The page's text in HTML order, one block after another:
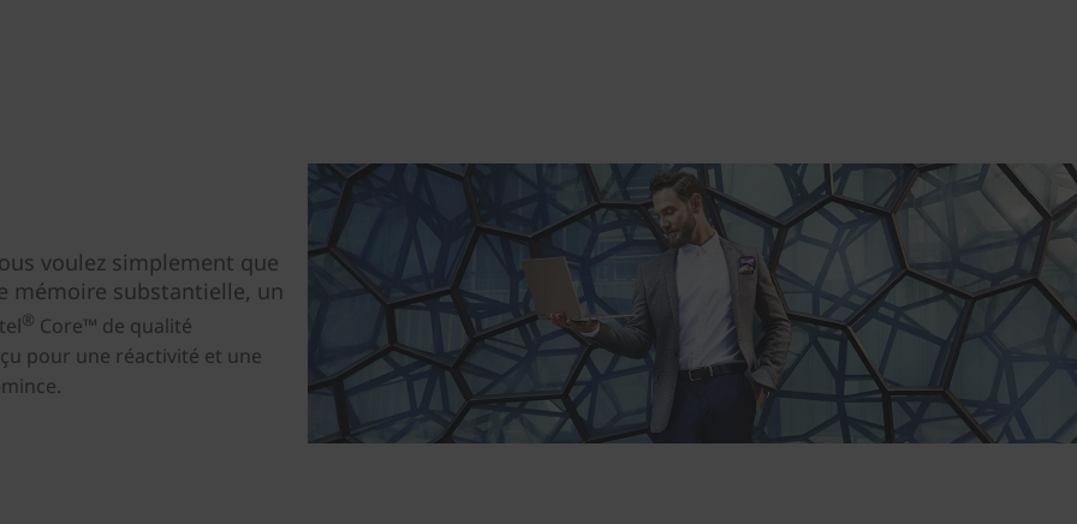
voulez simplement que
mémoire substantielle, un
® Core™ de qualité
pour une réactivité et une